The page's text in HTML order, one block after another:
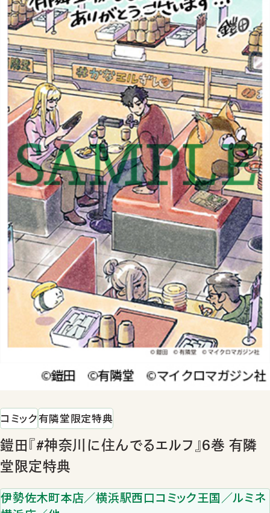
コミック有隣堂限定特典
鎧田『#神奈川に住んでるエルフ』6巻 有隣
堂限定特典
伊勢佐木町本店／横浜駅西口コミック王国／ルミネ